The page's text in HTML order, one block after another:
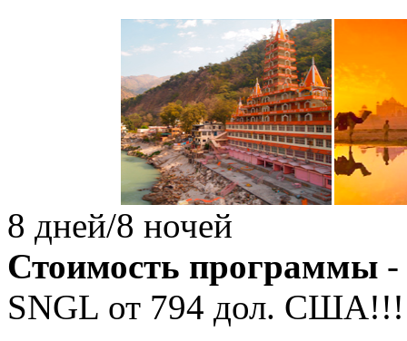
8 дней/8 ночей
Стоимость программы -
SNGL от 794 дол. США!!!